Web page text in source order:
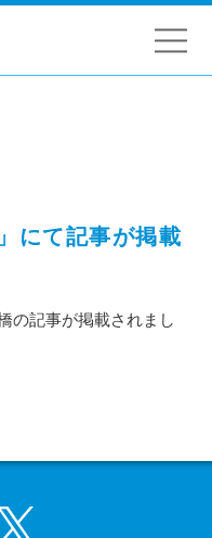
て記事が掲載
の記事が掲載されまし